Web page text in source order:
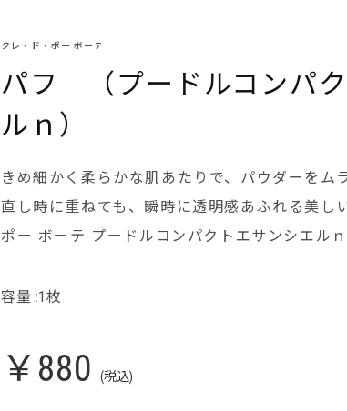
クレ・ド・ポー ボーテ
パフ （プードルコンパ
ルｎ）
きめ細かく柔らかな肌あたりで、パウダーをム
直し時に重ねても、瞬時に透明感あふれる美し
ポー ボーテ プードルコンパクトエサンシエルｎ
容量 :1枚
￥880 (税込)